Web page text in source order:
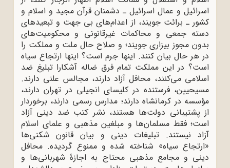
اسرائیل و عمال اسرائیل ـ دشمنان قرآن‌ ‌مجید و اسلام و
کشور ـ برائت جویند، از اعدام‌های بی جهت و تبعیدهای
دسته جمعی و‌ ‌محاکمات غیرقانونی و محکومیت‌های
بدون مجوز بیزاری جویند؛ و صلاح حال ملت و‌ مملکت را
در هر حال بیان کنند. اینها جرم است؟ اینها ارتجاع سیاه
است؟ در این‌ ‌مملکت تمام فرق ضاله آشکارا تبلیغ ضد
اسلامی می‌کنند، محافل آزاد دارند، مجالس‌ ‌علنی دارند.
مسیحیین، فرستنده در کلیسای انجیلی در تهران دارند،
مؤسسه در کرمانشاه‌ ‌دارند؛ مدارس رسمی دارند، برخوردار
از پشتیبانی دولت‌ها هستند، نشر کتب ضد دینی‌ ‌آزاد
است؛ فقط مسلمان‌ها و مبلغین مذهبی و علمای اسلام
آزاد نیستند. تبلیغات دینی و‌ ‌بیان قانون شکنی‌ها
«ارتجاع سیاه» شناخته شده و ممنوع گردیده. محافل
دینی و مجامع‌ ‌مذهبی محتاج به اجازۀ شهربانی‌ها و